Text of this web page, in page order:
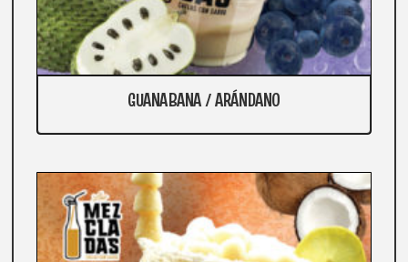
GUANABANA / ARÁNDANO